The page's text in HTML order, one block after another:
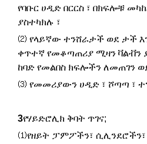
የባቡር ሀዲድ በርርስ ፣ በክፍሎቹ
ያስተካክሉ ፣
⑵ የላይኛው ተንሸራታች ወደ ታች
ቀጥተኛ የመቆጣጠሪያ ሚዛን ቫልቭን
ከባድ የመልበስ ክፍሎችን ለመጠገን
⑶ የመመሪያውን ሀዲድ ፣ ሾጣጣ ፣
3የሃይድሮሊክ ቅባት ጥገና;
⑴የዘይት ፓምፖችን፣